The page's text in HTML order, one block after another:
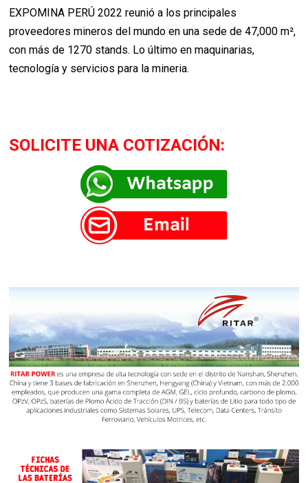
EXPOMINA PERÚ 2022 reunió a los principales
proveedores mineros del mundo en una sede de 47,000 m²,
con más de 1270 stands. Lo último en maquinarias,
tecnología y servicios para la mineria.
SOLICITE UNA COTIZACIÓN: